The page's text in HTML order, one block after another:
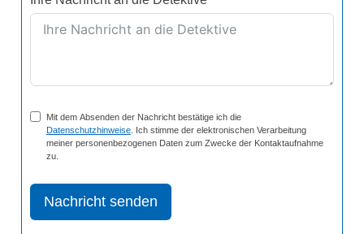
Mit dem Absenden der Nachricht bestätige ich die
Datenschutzhinweise. Ich stimme der elektronischen Verarbeitung
meiner personenbezogenen Daten zum Zwecke der Kontaktaufnahme
zu.
Nachricht senden